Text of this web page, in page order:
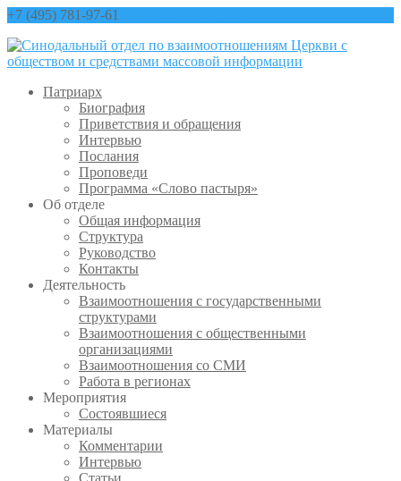
+7 (495) 781-97-61
Патриарх
Биография
Приветствия и обращения
Интервью
Послания
Проповеди
Программа «Слово пастыря»
Об отделе
Общая информация
Структура
Руководство
Контакты
Деятельность
Взаимоотношения с государственными
структурами
Взаимоотношения с общественными
организациями
Взаимоотношения со СМИ
Работа в регионах
Мероприятия
Состоявшиеся
Материалы
Комментарии
Интервью
Статьи